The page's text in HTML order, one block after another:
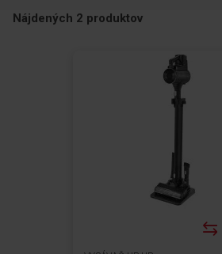
Nájdených 2 produktov